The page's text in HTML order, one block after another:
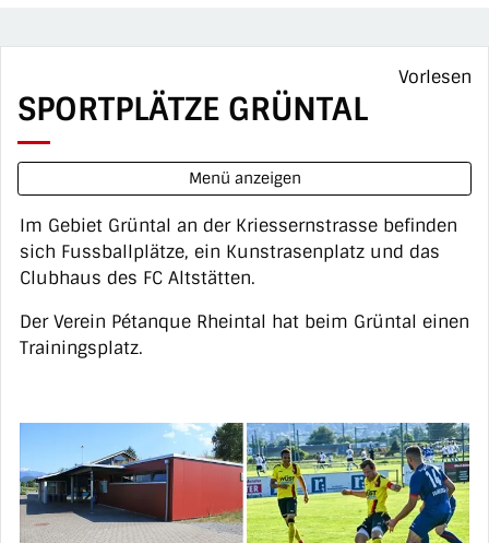
Vorlesen
SPORTPLÄTZE GRÜNTAL
Menü anzeigen
Im Gebiet Grüntal an der Kriessernstrasse befinden
sich Fussballplätze, ein Kunstrasenplatz und das
Clubhaus des FC Altstätten.
Der Verein Pétanque Rheintal hat beim Grüntal einen
Trainingsplatz.